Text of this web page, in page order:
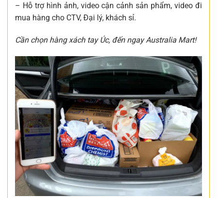
– Hỗ trợ hình ảnh, video cận cảnh sản phẩm, video đi
mua hàng cho CTV, Đại lý, khách sỉ.
Cần chọn hàng xách tay Úc, đến ngay Australia Mart!